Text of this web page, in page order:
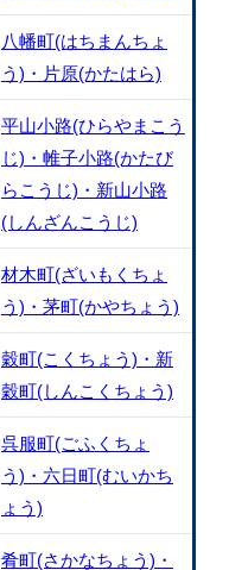
八幡町(はちまんちょ
う)・片原(かたはら)
平山小路(ひらやまこう
じ)・帷子小路(かたび
らこうじ)・新山小路
(しんざんこうじ)
材木町(ざいもくちょ
う)・茅町(かやちょう)
穀町(こくちょう)・新
穀町(しんこくちょう)
呉服町(ごふくちょ
う)・六日町(むいかち
ょう)
肴町(さかなちょう)・